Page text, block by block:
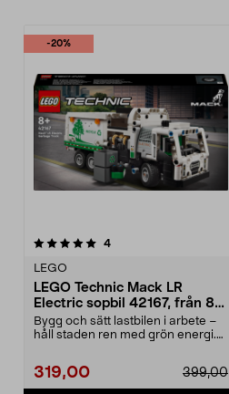
-20%
4recensioner
LEGO
LEGO Technic Mack LR
Electric sopbil 42167, från 8
år
Bygg och sätt lastbilen i arbete –
håll staden ren med grön energi.
319,00 399,00
0.0 av 5 stjärnor